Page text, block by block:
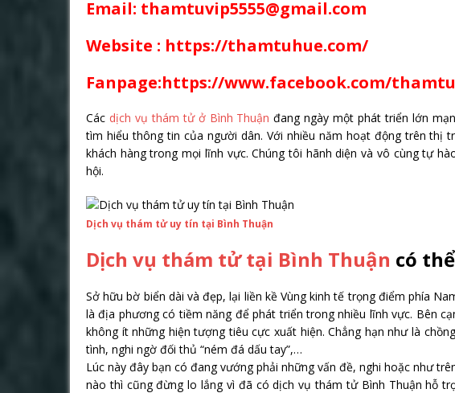
Email: thamtuvip5555@gmail.com
Website : https://thamtuhue.com/
Fanpage:https://www.facebook.com/
Các dịch vụ thám tử ở Bình Thuận đang ngày một phát triển lớn
tìm hiểu thông tin của người dân. Với nhiều năm hoạt động trên thị
khách hàng trong mọi lĩnh vực. Chúng tôi hãnh diện và vô cùng tự
hội.
Dịch vụ thám tử uy tín tại Bình Thuận
Dịch vụ thám tử tại Bình Thuận có
Sở hữu bờ biển dài và đẹp, lại liền kề Vùng kinh tế trọng điểm phía
là địa phương có tiềm năng để phát triển trong nhiều lĩnh vực. Bên
không ít những hiện tượng tiêu cực xuất hiện. Chẳng hạn như là
tình, nghi ngờ đối thủ “ném đá dấu tay”,…
Lúc này đây bạn có đang vướng phải những vấn đề, nghi hoặc như
nào thì cũng đừng lo lắng vì đã có dịch vụ thám tử Bình Thuận hỗ